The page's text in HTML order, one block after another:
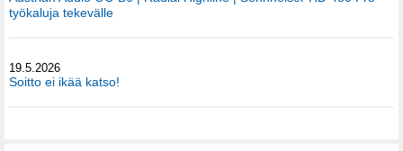
työkaluja tekevälle
19.5.2026
Soitto ei ikää katso!